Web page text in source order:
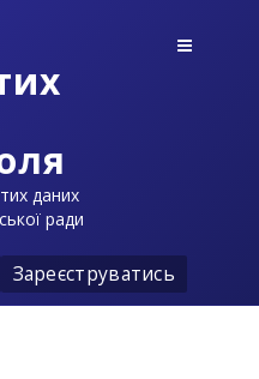
даних
ради
Зареєструватись